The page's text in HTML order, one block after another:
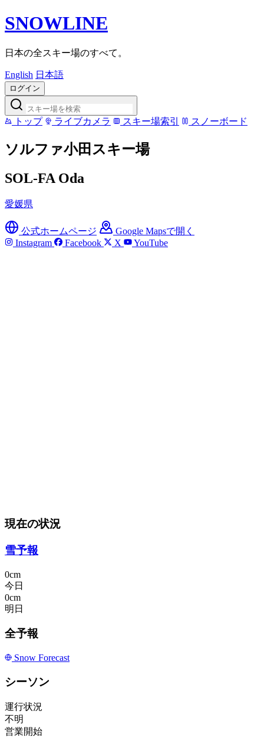
SNOWLINE
日本の全スキー場のすべて。
English 日本語
ログイン
トップ ライブカメラ スキー場索引 スノーボード
ソルファ小田スキー場
SOL-FA Oda
愛媛県
公式ホームページ
Google Mapsで開く
Instagram
Facebook X YouTube
現在の状況
雪予報
0cm
今日
0cm
明日
全予報
Snow Forecast
シーソン
運行状況
不明
営業開始